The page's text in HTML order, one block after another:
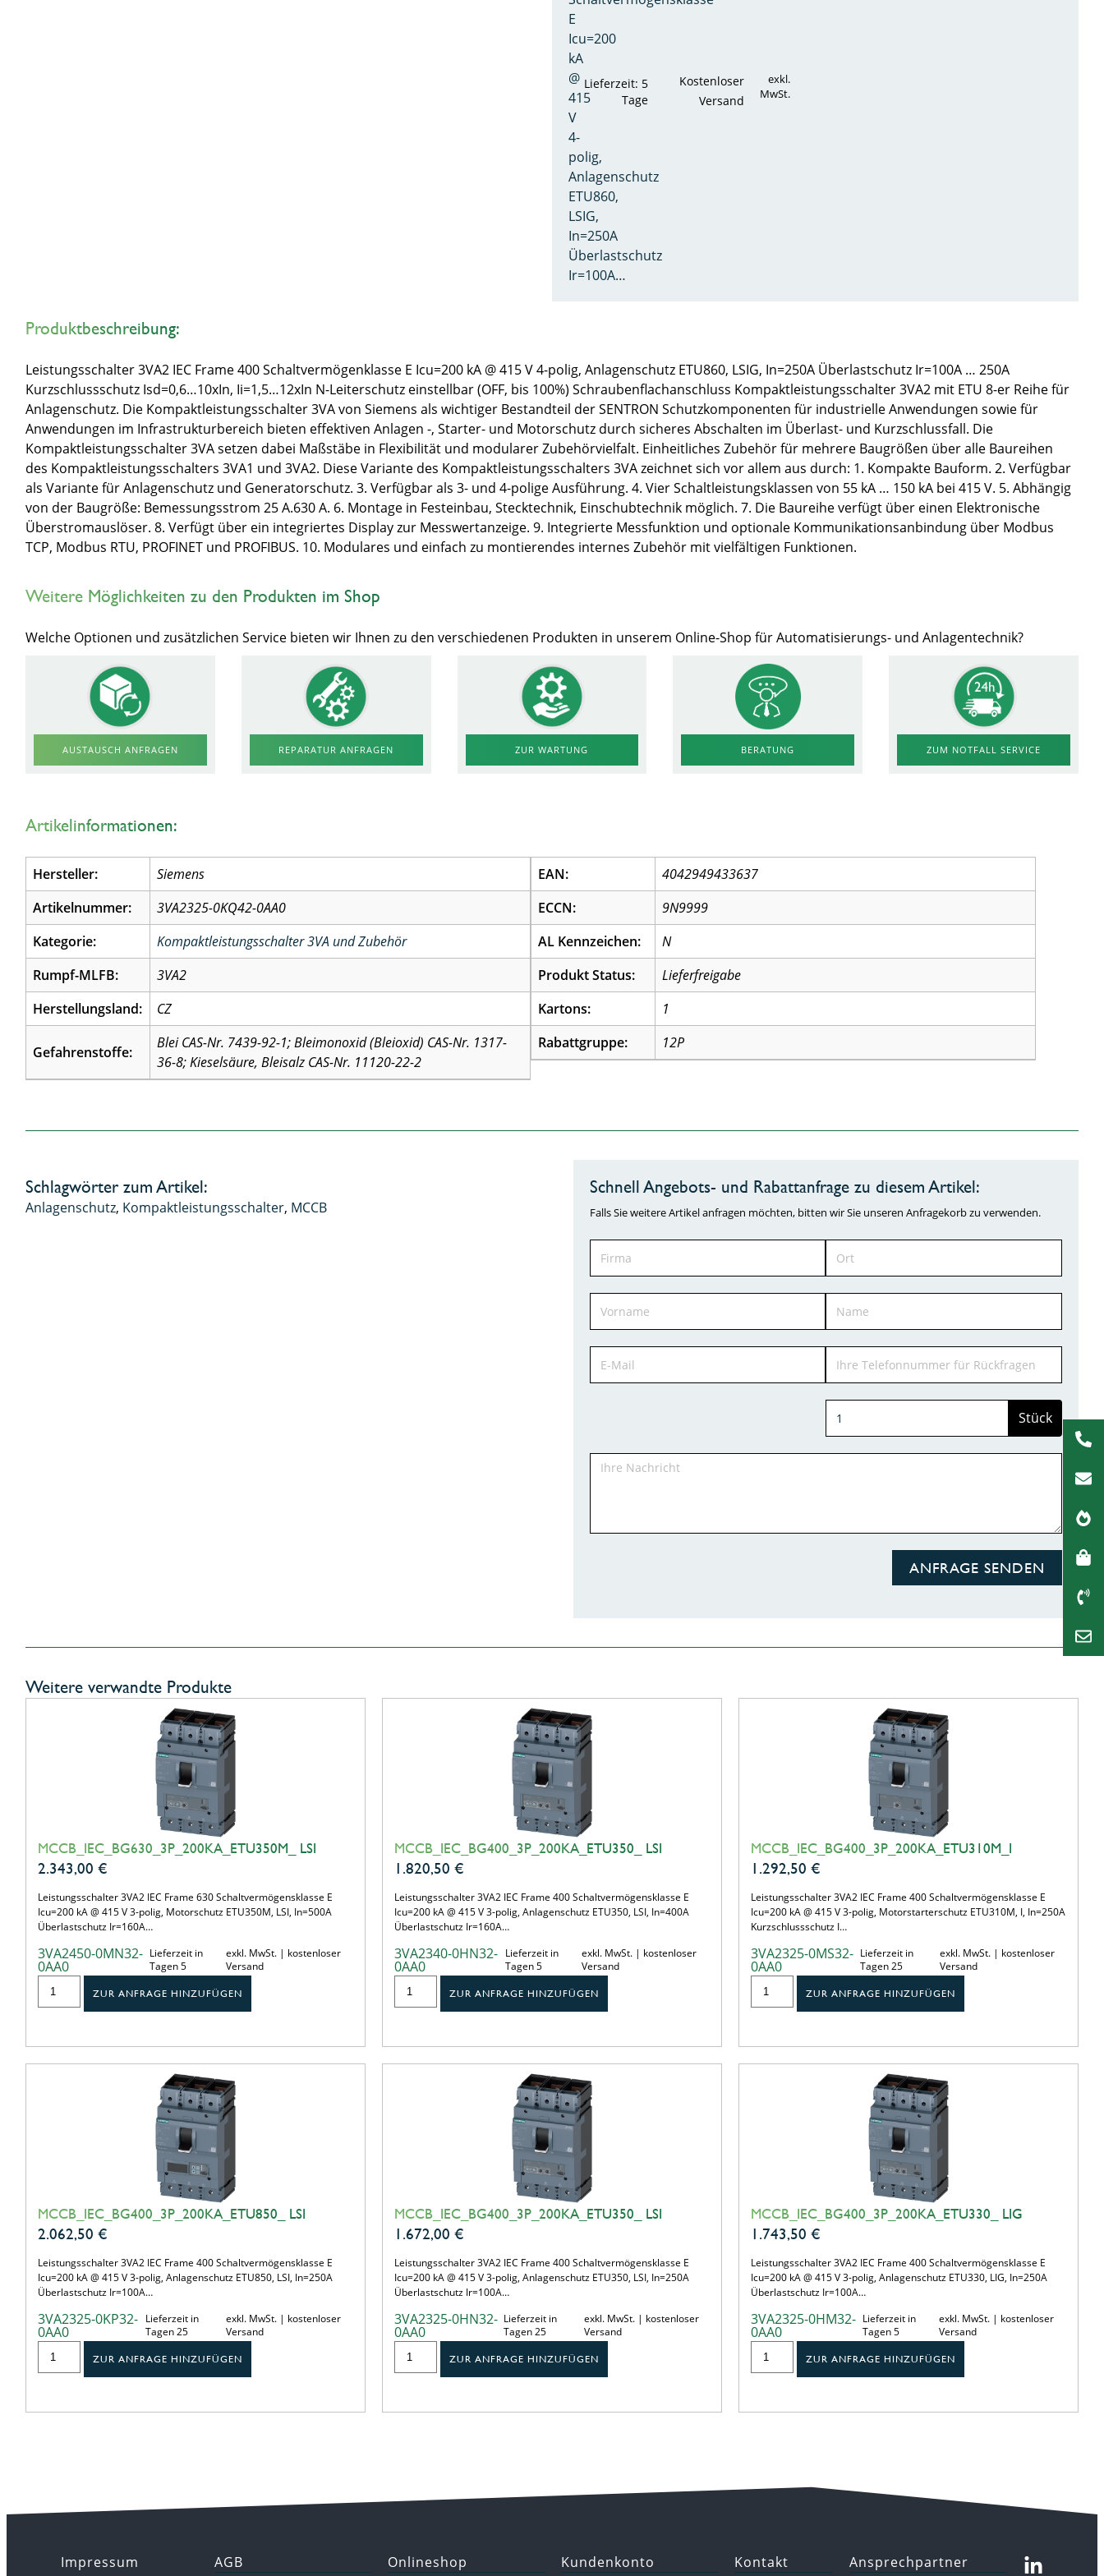
E
Icu=200
kA
@
415
V
4-
polig,
Anlagenschutz
ETU860,
LSIG,
In=250A
Überlastschutz
Ir=100A…
Lieferzeit: 5
Tage
Kostenloser
Versand
exkl.
MwSt.
Produktbeschreibung:
Leistungsschalter 3VA2 IEC Frame 400 Schaltvermögenklasse E Icu=200 kA @ 415 V 4-polig, Anlagenschutz ETU860, LSIG, In=250A Überlastschutz Ir=100A … 250A
Kurzschlussschutz Isd=0,6…10xIn, Ii=1,5…12xIn N-Leiterschutz einstellbar (OFF, bis 100%) Schraubenflachanschluss Kompaktleistungsschalter 3VA2 mit ETU 8-er Reihe für
Anlagenschutz. Die Kompaktleistungsschalter 3VA von Siemens als wichtiger Bestandteil der SENTRON Schutzkomponenten für industrielle Anwendungen sowie für
Anwendungen im Infrastrukturbereich bieten effektiven Anlagen -, Starter- und Motorschutz durch sicheres Abschalten im Überlast- und Kurzschlussfall. Die
Kompaktleistungsschalter 3VA setzen dabei Maßstäbe in Flexibilität und modularer Zubehörvielfalt. Einheitliches Zubehör für mehrere Baugrößen über alle Baureihen
des Kompaktleistungsschalters 3VA1 und 3VA2. Diese Variante des Kompaktleistungsschalters 3VA zeichnet sich vor allem aus durch: 1. Kompakte Bauform. 2. Verfügbar
als Variante für Anlagenschutz und Generatorschutz. 3. Verfügbar als 3- und 4-polige Ausführung. 4. Vier Schaltleistungsklassen von 55 kA … 150 kA bei 415 V. 5. Abhängig
von der Baugröße: Bemessungsstrom 25 A.630 A. 6. Montage in Festeinbau, Stecktechnik, Einschubtechnik möglich. 7. Die Baureihe verfügt über einen Elektronische
Überstromauslöser. 8. Verfügt über ein integriertes Display zur Messwertanzeige. 9. Integrierte Messfunktion und optionale Kommunikationsanbindung über Modbus
TCP, Modbus RTU, PROFINET und PROFIBUS. 10. Modulares und einfach zu montierendes internes Zubehör mit vielfältigen Funktionen.
Weitere Möglichkeiten zu den Produkten im Shop
Welche Optionen und zusätzlichen Service bieten wir Ihnen zu den verschiedenen Produkten in unserem Online-Shop für Automatisierungs- und Anlagentechnik?
AUSTAUSCH ANFRAGEN REPARATUR ANFRAGEN ZUR WARTUNG BERATUNG ZUM NOTFALL SERVICE
Artikelinformationen:
Hersteller:
Siemens
Artikelnummer:
3VA2325-0KQ42-0AA0
Kategorie:
Kompaktleistungsschalter 3VA und Zubehör
Rumpf-MLFB:
3VA2
Herstellungsland:
CZ
Gefahrenstoffe:
Blei CAS-Nr. 7439-92-1; Bleimonoxid (Bleioxid) CAS-Nr. 1317-
36-8; Kieselsäure, Bleisalz CAS-Nr. 11120-22-2
EAN:
4042949433637
ECCN:
9N9999
AL Kennzeichen:
N
Produkt Status:
Lieferfreigabe
Kartons:
1
Rabattgruppe:
12P
Schlagwörter zum Artikel:
Anlagenschutz, Kompaktleistungsschalter, MCCB
Schnell Angebots- und Rabattanfrage zu diesem Artikel:
Falls Sie weitere Artikel anfragen möchten, bitten wir Sie unseren Anfragekorb zu verwenden.
Stück
ANFRAGE SENDEN
Weitere verwandte Produkte
MCCB_IEC_BG630_3P_200KA_ETU350M_ LSI
2.343,00 €
Leistungsschalter 3VA2 IEC Frame 630 Schaltvermögensklasse E
Icu=200 kA @ 415 V 3-polig, Motorschutz ETU350M, LSI, In=500A
Überlastschutz Ir=160A…
3VA2450-0MN32-
0AA0
Lieferzeit in
Tagen 5
exkl. MwSt. | kostenloser
Versand
ZUR ANFRAGE HINZUFÜGEN
MCCB_IEC_BG400_3P_200KA_ETU350_ LSI
1.820,50 €
Leistungsschalter 3VA2 IEC Frame 400 Schaltvermögensklasse E
Icu=200 kA @ 415 V 3-polig, Anlagenschutz ETU350, LSI, In=400A
Überlastschutz Ir=160A…
3VA2340-0HN32-
0AA0
Lieferzeit in
Tagen 5
exkl. MwSt. | kostenloser
Versand
ZUR ANFRAGE HINZUFÜGEN
MCCB_IEC_BG400_3P_200KA_ETU310M_I
1.292,50 €
Leistungsschalter 3VA2 IEC Frame 400 Schaltvermögensklasse E
Icu=200 kA @ 415 V 3-polig, Motorstarterschutz ETU310M, I, In=250A
Kurzschlussschutz I…
3VA2325-0MS32-
0AA0
Lieferzeit in
Tagen 25
exkl. MwSt. | kostenloser
Versand
ZUR ANFRAGE HINZUFÜGEN
MCCB_IEC_BG400_3P_200KA_ETU850_ LSI
2.062,50 €
Leistungsschalter 3VA2 IEC Frame 400 Schaltvermögensklasse E
Icu=200 kA @ 415 V 3-polig, Anlagenschutz ETU850, LSI, In=250A
Überlastschutz Ir=100A…
3VA2325-0KP32-
0AA0
Lieferzeit in
Tagen 25
exkl. MwSt. | kostenloser
Versand
ZUR ANFRAGE HINZUFÜGEN
MCCB_IEC_BG400_3P_200KA_ETU350_ LSI
1.672,00 €
Leistungsschalter 3VA2 IEC Frame 400 Schaltvermögensklasse E
Icu=200 kA @ 415 V 3-polig, Anlagenschutz ETU350, LSI, In=250A
Überlastschutz Ir=100A…
3VA2325-0HN32-
0AA0
Lieferzeit in
Tagen 25
exkl. MwSt. | kostenloser
Versand
ZUR ANFRAGE HINZUFÜGEN
MCCB_IEC_BG400_3P_200KA_ETU330_ LIG
1.743,50 €
Leistungsschalter 3VA2 IEC Frame 400 Schaltvermögensklasse E
Icu=200 kA @ 415 V 3-polig, Anlagenschutz ETU330, LIG, In=250A
Überlastschutz Ir=100A…
3VA2325-0HM32-
0AA0
Lieferzeit in
Tagen 5
exkl. MwSt. | kostenloser
Versand
ZUR ANFRAGE HINZUFÜGEN
Impressum
AGB
Onlineshop
Kundenkonto
Kontakt
Ansprechpartner